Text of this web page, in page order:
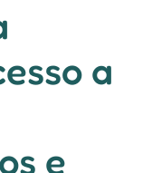
a
e